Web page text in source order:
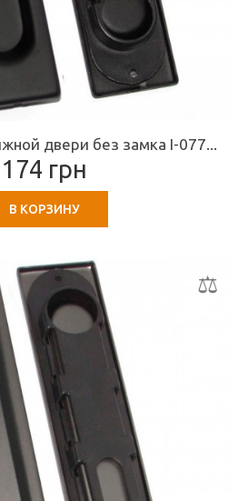
двери без замка I-077...
174 грн
В КОРЗИНУ